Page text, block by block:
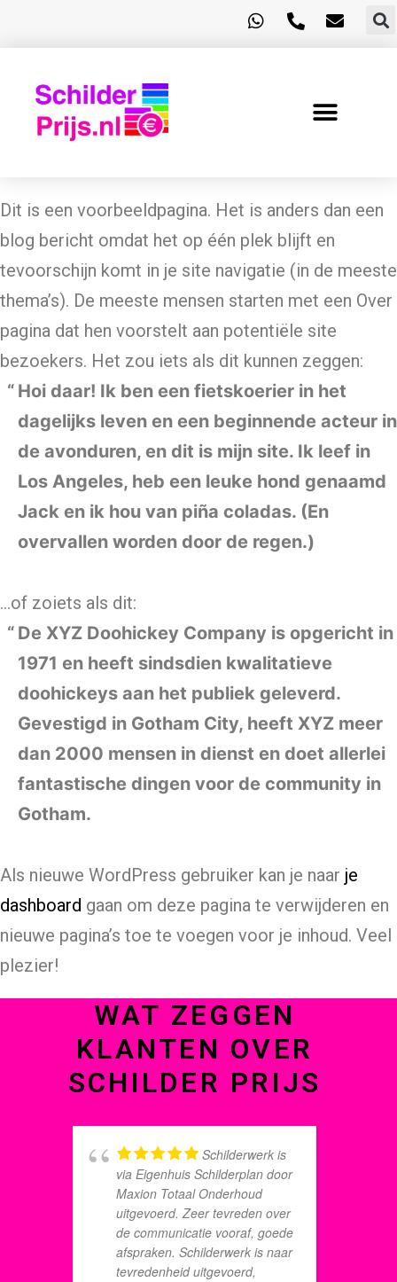
Dit is een voorbeeldpagina. Het is anders dan een
blog bericht omdat het op één plek blijft en
tevoorschijn komt in je site navigatie (in de meeste
thema’s). De meeste mensen starten met een Over
pagina dat hen voorstelt aan potentiële site
bezoekers. Het zou iets als dit kunnen zeggen:
Hoi daar! Ik ben een fietskoerier in het
dagelijks leven en een beginnende acteur in
de avonduren, en dit is mijn site. Ik leef in
Los Angeles, heb een leuke hond genaamd
Jack en ik hou van piña coladas. (En
overvallen worden door de regen.)
…of zoiets als dit:
De XYZ Doohickey Company is opgericht in
1971 en heeft sindsdien kwalitatieve
doohickeys aan het publiek geleverd.
Gevestigd in Gotham City, heeft XYZ meer
dan 2000 mensen in dienst en doet allerlei
fantastische dingen voor de community in
Gotham.
Als nieuwe WordPress gebruiker kan je naar je
dashboard gaan om deze pagina te verwijderen en
nieuwe pagina’s toe te voegen voor je inhoud. Veel
plezier!
WAT ZEGGEN
KLANTEN OVER
SCHILDER PRIJS
Schilderwerk is
via Eigenhuis Schilderplan door
Maxion Totaal Onderhoud
uitgevoerd. Zeer tevreden over
de communicatie vooraf, goede
afspraken. Schilderwerk is naar
tevredenheid uitgevoerd,